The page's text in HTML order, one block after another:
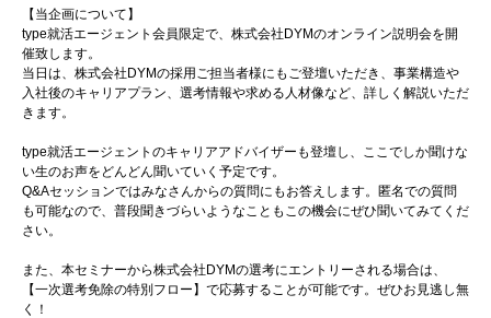
【当企画について】
type就活エージェント会員限定で、株式会社DYMのオンライン説明会を開
催致します。
当日は、株式会社DYMの採用ご担当者様にもご登壇いただき、事業構造や
入社後のキャリアプラン、選考情報や求める人材像など、詳しく解説いただ
きます。
type就活エージェントのキャリアアドバイザーも登壇し、ここでしか聞けな
い生のお声をどんどん聞いていく予定です。
Q&Aセッションではみなさんからの質問にもお答えします。匿名での質問
も可能なので、普段聞きづらいようなこともこの機会にぜひ聞いてみてくだ
さい。
また、本セミナーから株式会社DYMの選考にエントリーされる場合は、
【一次選考免除の特別フロー】で応募することが可能です。ぜひお見逃し無
く！